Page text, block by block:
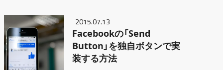
2015.07.13
Facebookの「Send
Button」を独自ボタンで実
装する方法